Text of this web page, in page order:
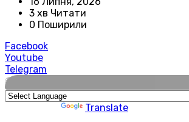
3 хв Читати
0 Поширили
Facebook
Youtube
Telegram
🌍
Translate